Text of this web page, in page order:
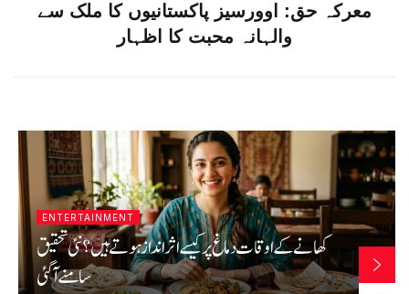
معرکہ حق: اوورسیز پاکستانیوں کا ملک سے
والہانہ محبت کا اظہار
LATEST
سعودی عرب، پاکستان اور ترکیہ میں دفاعی معاہدہ: ‘ایک پر
حملہ سب پر حملہ تصور ہوگا’